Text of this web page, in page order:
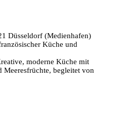
Düsseldorf (Medienhafen)
Küche und
moderne Küche mit
Meeresfrüchte, begleitet von